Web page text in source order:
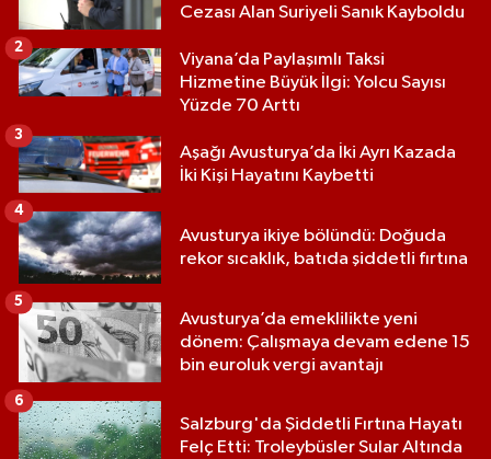
Cezası Alan Suriyeli Sanık Kayboldu
Viyana’da Paylaşımlı Taksi
Hizmetine Büyük İlgi: Yolcu Sayısı
Yüzde 70 Arttı
2
Aşağı Avusturya’da İki Ayrı Kazada
İki Kişi Hayatını Kaybetti
3
Avusturya ikiye bölündü: Doğuda
rekor sıcaklık, batıda şiddetli fırtına
4
Avusturya’da emeklilikte yeni
dönem: Çalışmaya devam edene 15
bin euroluk vergi avantajı
5
Salzburg'da Şiddetli Fırtına Hayatı
Felç Etti: Troleybüsler Sular Altında
6